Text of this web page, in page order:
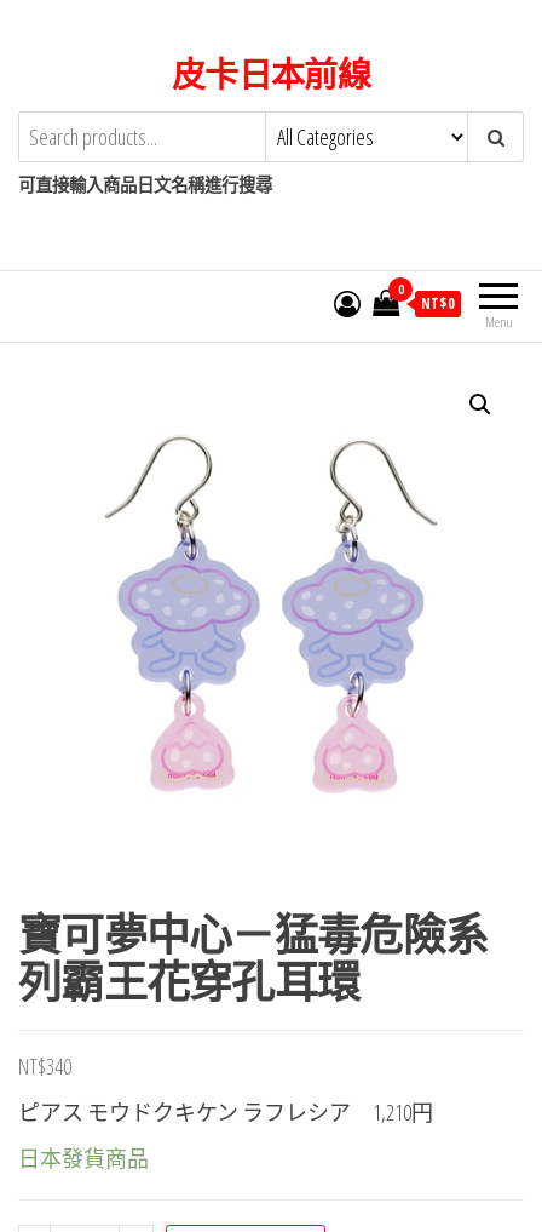
content
皮卡日本前線
可直接輸入商品日文名稱進行搜尋
Menu
0
NT$0
寶可夢中心－猛毒危險系
列霸王花穿孔耳環
NT$340
ピアス モウドクキケン ラフレシア 1,210円
日本發貨商品